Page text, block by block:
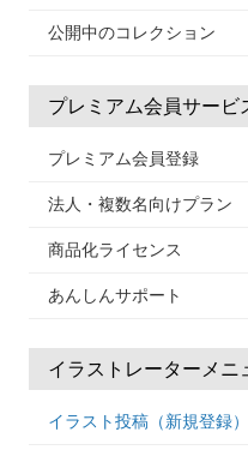
公開中のコレクション
プレミアム会員サービ
プレミアム会員登録
法人・複数名向けプラン
商品化ライセンス
あんしんサポート
イラストレーターメニ
イラスト投稿（新規登録）